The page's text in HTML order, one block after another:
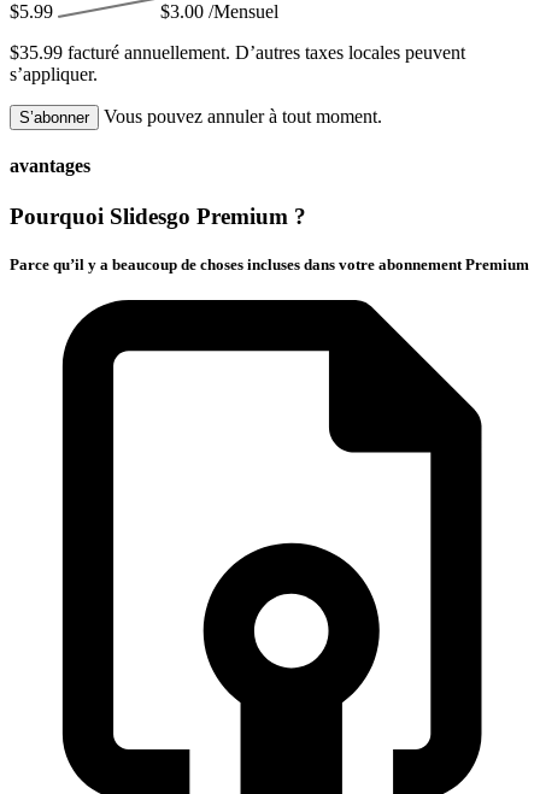
$5.99 $3.00 /Mensuel
$35.99 facturé annuellement. D’autres taxes locales peuvent
s’appliquer.
S’abonner Vous pouvez annuler à tout moment.
avantages
Pourquoi Slidesgo Premium ?
Parce qu’il y a beaucoup de choses incluses dans votre abonnement Premium